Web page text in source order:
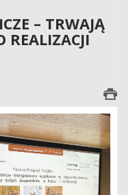
– TRWAJĄ
REALIZACJI